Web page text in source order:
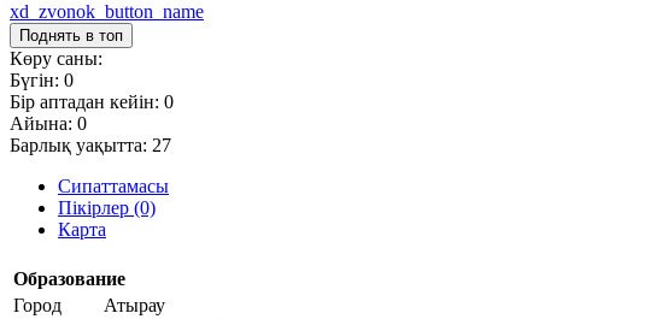
xd_zvonok_button_name
Поднять в топ
Көру саны:
Бүгін: 0
Бір аптадан кейін: 0
Айына: 0
Барлық уақытта: 27
Сипаттамасы
Пікірлер (0)
Карта
Образование
Город
Атырау